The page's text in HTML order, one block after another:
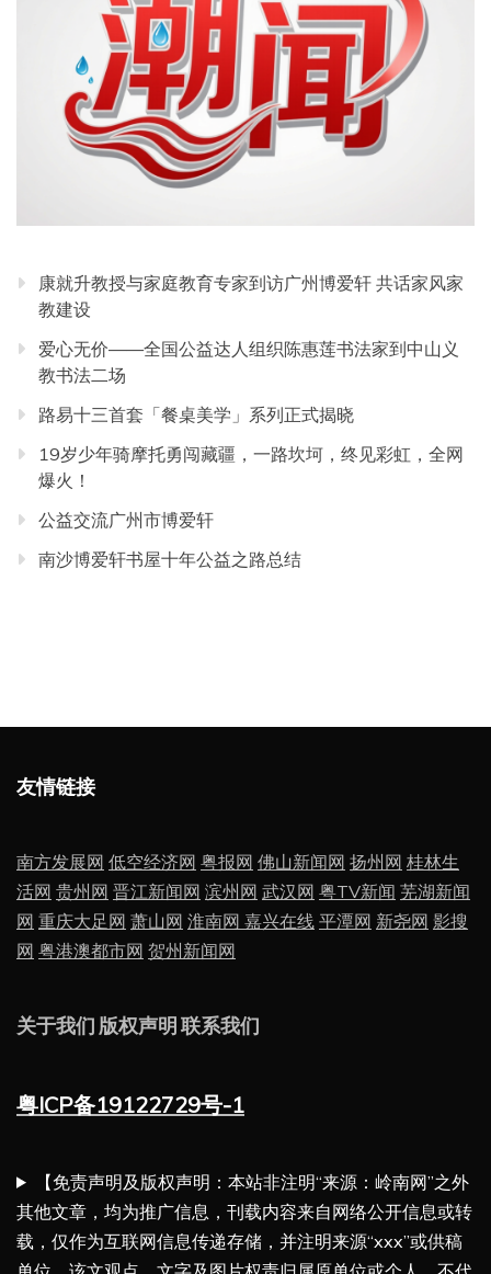
康就升教授与家庭教育专家到访广州博爱轩 共话家风家
教建设
爱心无价——全国公益达人组织陈惠莲书法家到中山义
教书法二场
路易十三首套「餐桌美学」系列正式揭晓
19岁少年骑摩托勇闯藏疆，一路坎坷，终见彩虹，全网
爆火！
公益交流广州市博爱轩
南沙博爱轩书屋十年公益之路总结
友情链接
南方发展网 低空经济网 粤报网 佛山新闻网 扬州网 桂林生
活网 贵州网 晋江新闻网 滨州网 武汉网 粤TV新闻 芜湖新闻
网 重庆大足网 萧山网 淮南网 嘉兴在线 平潭网 新尧网 影搜
网 粤港澳都市网 贺州新闻网
关于我们 版权声明 联系我们
粤ICP备19122729号-1
【免责声明及版权声明：本站非注明“来源：岭南网”之外
其他文章，均为推广信息，刊载内容来自网络公开信息或转
载，仅作为互联网信息传递存储，并注明来源“xxx”或供稿